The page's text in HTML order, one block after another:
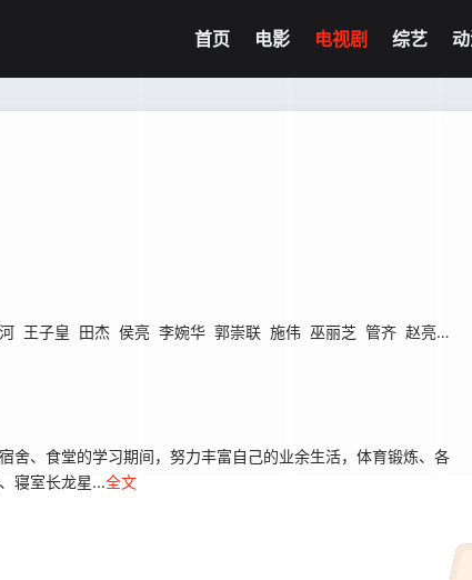
首页 电影 电视剧 综艺
王子皇 田杰 侯亮 李婉华 郭崇联 施伟 巫丽芝 管齐 赵亮 杨
、食堂的学习期间，努力丰富自己的业余生活，体育锻炼、各
寝室长龙星...全文